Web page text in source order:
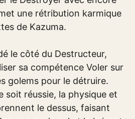
une rétribution karmique
de Kazuma.
le côté du Destructeur,
sa compétence Voler sur
golems pour le détruire.
soit réussie, la physique et
le dessus, faisant